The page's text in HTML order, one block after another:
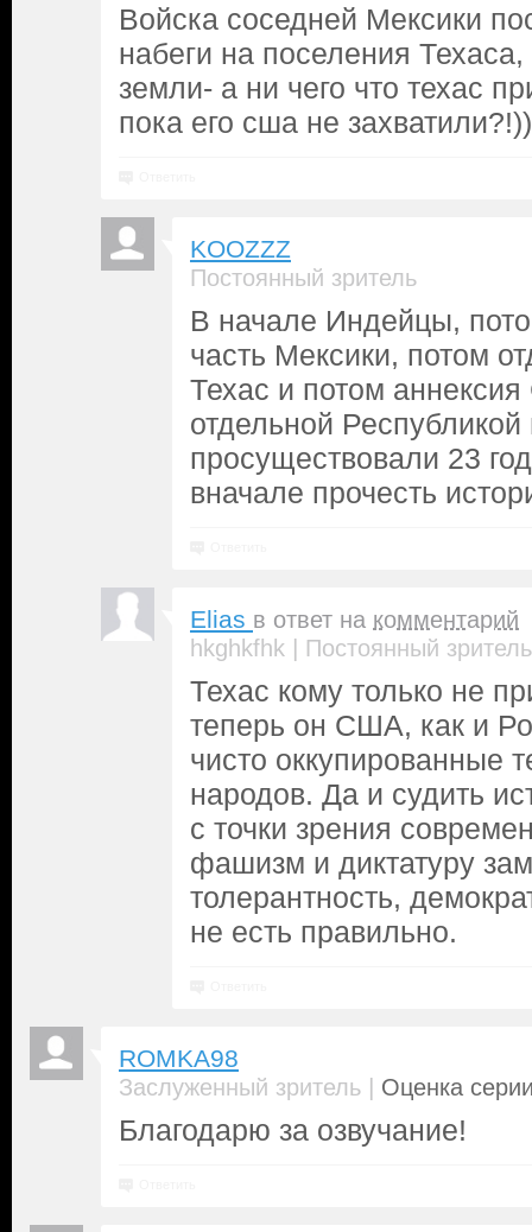
Войска соседней Мексики
набеги на поселения
земли- а ни чего что техас
пока его сша не захватили?!))
KOOZZZ
Постоянный зритель
В начале Индейцы,
часть Мексики, потом
Техас и потом
отдельной
просуществовали 23
вначале прочесть
Elias в ответ на комментарий
hkghkfhk | Постоянный зритель
Техас кому только не
теперь он США, как и
чисто оккупированные
народов. Да и судить
с точки зрения
фашизм и диктатуру
толерантность,
не есть правильно.
ROMKA98
Заслуженный зритель | Оценка
Благодарю за озвучание!